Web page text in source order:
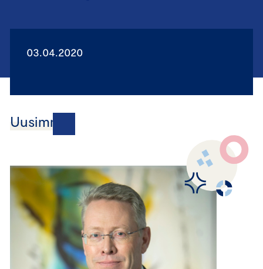
03.04.2020
Uusimmat